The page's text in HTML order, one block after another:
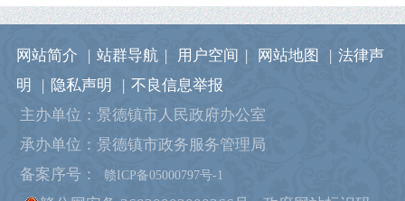
网站简介 站群导航 用户空间 网站地图
法律声
明
隐私声明
不良信息举报
主办单位：景德镇市人民政府办公室
承办单位：景德镇市政务服务管理局
备案序号：
赣ICP备05000797号-1